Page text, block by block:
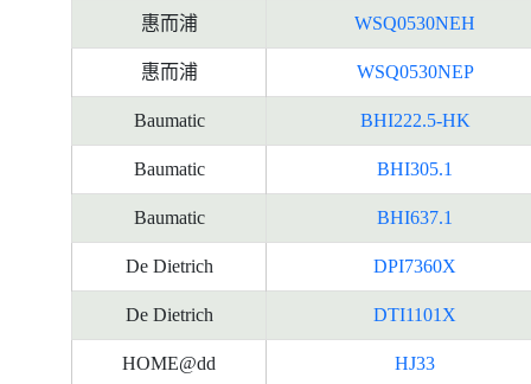
惠而浦 WSQ0530NEH
惠而浦 WSQ0530NEP
Baumatic BHI222.5-HK
Baumatic BHI305.1
Baumatic BHI637.1
De Dietrich DPI7360X
De Dietrich DTI1101X
HOME@dd HJ33